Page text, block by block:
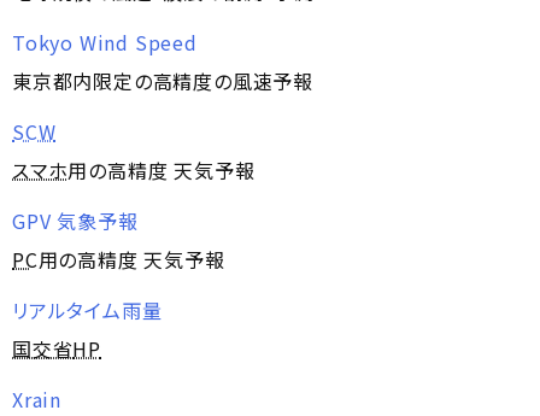
Tokyo Wind Speed
東京都内限定の高精度の風速予報
SCW
スマホ用の高精度 天気予報
GPV 気象予報
PC用の高精度 天気予報
リアルタイム雨量
国交省HP
Xrain